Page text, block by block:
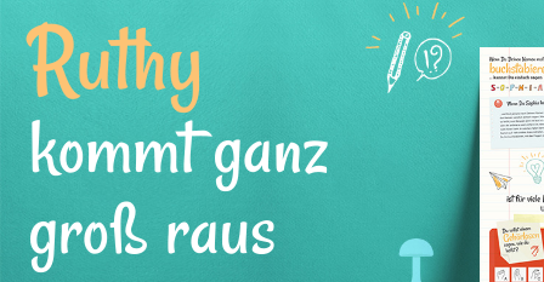
Ruthy
kommt ganz
groß raus